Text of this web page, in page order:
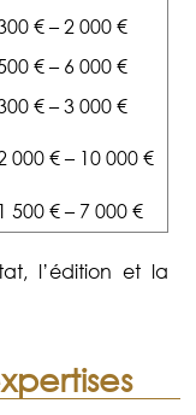
€ – 2 000 €
€ – 6 000 €
€ – 3 000 €
000 € – 10 000 €
1 500 € – 7 000 €
l’édition et la